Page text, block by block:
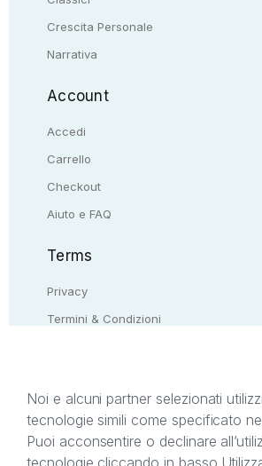
Crescita Personale
Narrativa
Account
Accedi
Carrello
Checkout
Aiuto e FAQ
Terms
Privacy
Termini & Condizioni
Il presente sito web è di proprietà di
Noi e alcuni partner selezionati
tecnologie simili come specificato
Puoi acconsentire o declinare
tecnologie cliccando in basso.